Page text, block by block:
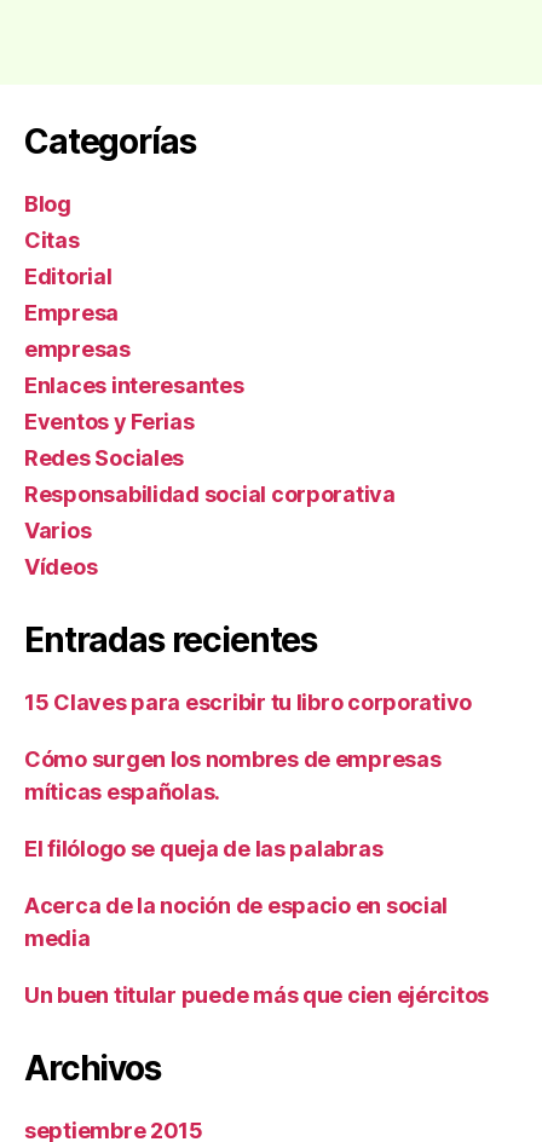
Categorías
Blog
Citas
Editorial
Empresa
empresas
Enlaces interesantes
Eventos y Ferias
Redes Sociales
Responsabilidad social corporativa
Varios
Ví­deos
Entradas recientes
15 Claves para escribir tu libro corporativo
Cómo surgen los nombres de empresas
míticas españolas.
El filólogo se queja de las palabras
Acerca de la noción de espacio en social
media
Un buen titular puede más que cien ejércitos
Archivos
septiembre 2015